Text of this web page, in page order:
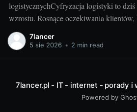
logistycznychCyfryzacja logistyki to
wzrostu. Rosnące oczekiwania
presja kosztowa sprawiają, że od pudeł i
API, sensorów i analityki w chmurze.
7lancer
5 sie 2026 • 2 min read
7lancer.pl - IT - internet - porady i
Powered by